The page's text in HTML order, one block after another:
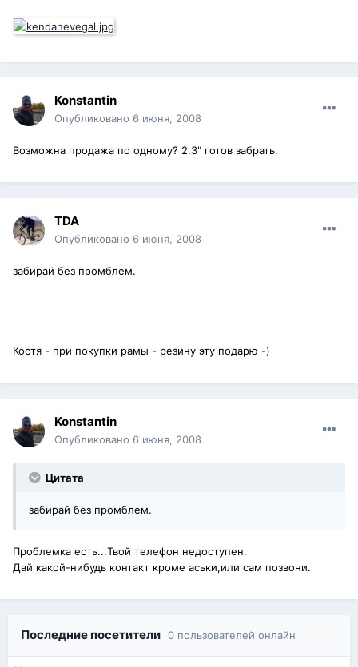
Konstantin
Опубликовано 6 июня, 2008
Возможна продажа по одному? 2.3" готов забрать.
TDA
Опубликовано 6 июня, 2008
забирай без промблем.
Костя - при покупки рамы - резину эту подарю -)
Konstantin
Опубликовано 6 июня, 2008
Цитата
забирай без промблем.
Проблемка есть...Твой телефон недоступен.
Дай какой-нибудь контакт кроме аськи,или сам позвони.
Последние посетители 0 пользователей онлайн